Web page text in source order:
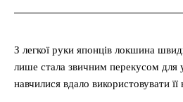
З легкої руки японців локшина
лише стала звичним перекусом для
навчилися вдало використовувати її